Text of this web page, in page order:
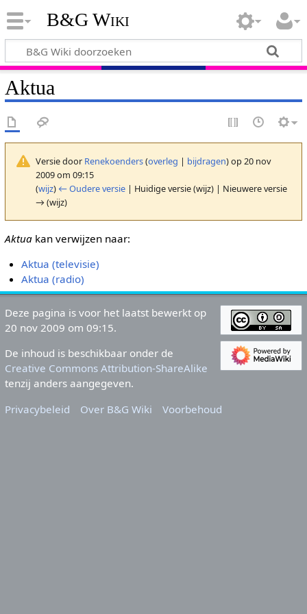
B&G Wiki
Aktua
Versie door Renekoenders(overleg | bijdragen)op 20 nov
2009 om 09:15
(wijz) ← Oudere versie| Huidige versie (wijz) | Nieuwere versie
→ (wijz)
Aktuakan verwijzen naar:
Aktua (televisie)
Aktua (radio)
Deze pagina is voor het laatst bewerkt op
20 nov 2009 om 09:15.
De inhoud is beschikbaar onder de
Creative Commons Attribution-ShareAlike
tenzij anders aangegeven.
Privacybeleid
Over B&G Wiki Voorbehoud